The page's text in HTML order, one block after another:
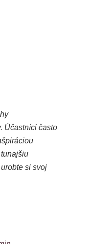
Účastníci často
si svoj